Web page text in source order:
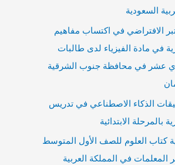
السعودية
الافتراضي في اكتساب مفاهيم
في مادة الفيزياء لدى طالبات
عشر في محافظة جنوب الشرقية
الذكاء الاصطناعي في تدريس
بالمرحلة الابتدائية
كتاب العلوم للصف الأول المتوسط
في المملكة العربية